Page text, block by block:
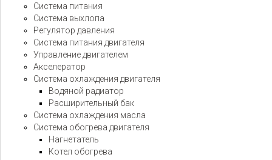
Система питания
Система выхлопа
Регулятор давления
Система питания двигателя
Управление двигателем
Акселератор
Система охлаждения двигателя
Водяной радиатор
Расширительный бак
Система охлаждения масла
Система обогрева двигателя
Нагнетатель
Котел обогрева